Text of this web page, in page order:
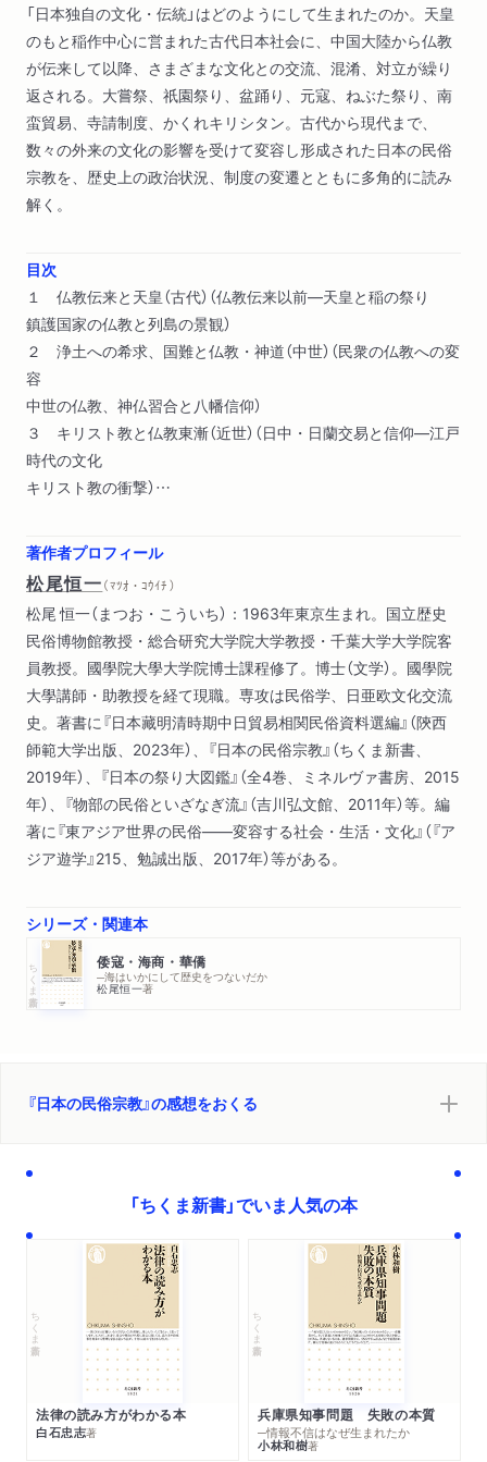
「日本独自の文化・伝統」はどのようにして生まれたのか。天皇
のもと稲作中心に営まれた古代日本社会に、中国大陸から仏教
が伝来して以降、さまざまな文化との交流、混淆、対立が繰り
返される。大嘗祭、祇園祭り、盆踊り、元寇、ねぶた祭り、南
蛮貿易、寺請制度、かくれキリシタン。古代から現代まで、
数々の外来の文化の影響を受けて変容し形成された日本の民俗
宗教を、歴史上の政治状況、制度の変遷とともに多角的に読み
解く。
目次
１ 仏教伝来と天皇（古代）（仏教伝来以前―天皇と稲の祭り
鎮護国家の仏教と列島の景観）
２ 浄土への希求、国難と仏教・神道（中世）（民衆の仏教への変
容
中世の仏教、神仏習合と八幡信仰）
３ キリスト教と仏教東漸（近世）（日中・日蘭交易と信仰―江戸
時代の文化
キリスト教の衝撃）
道）
著作者プロフィール
松尾恒一（ ﾏﾂｵ・ｺｳｲﾁ ）
松尾 恒一（まつお・こういち）：1963年東京生まれ。国立歴史
民俗博物館教授・総合研究大学院大学教授・千葉大学大学院客
員教授。國學院大學大学院博士課程修了。博士（文学）。國學院
大學講師・助教授を経て現職。専攻は民俗学、日亜欧文化交流
史。著書に『日本藏明清時期中日貿易相関民俗資料選編』（陝西
師範大学出版、2023年）、『日本の民俗宗教』（ちくま新書、
2019年）、『日本の祭り大図鑑』（全4巻、ミネルヴァ書房、2015
年）、『物部の民俗といざなぎ流』（吉川弘文館、2011年）等。編
著に『東アジア世界の民俗――変容する社会・生活・文化』（『ア
ジア遊学』215、勉誠出版、2017年）等がある。
シリーズ・関連本
ちくま新書 倭寇・海商・華僑
─海はいかにして歴史をつないだか
松尾恒一著
『日本の民俗宗教』の感想をおくる
「ちくま新書」でいま人気の本
ちくま新書
法律の読み方がわかる本
白石忠志著
ちくま新書
兵庫県知事問題 失敗の本質
─情報不信はなぜ生まれたか
小林和樹著